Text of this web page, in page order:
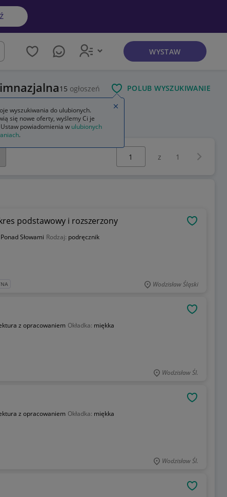
WYSTAW
15 ogłoszeń POLUB WYSZUKIWANIE
1 część 2
Wybierz stronę:
z 1
podstawowy i rozszerzony
Ponad Słowami Rodzaj: podręcznik
Wodzisław Śląski
z opracowaniem Okładka: miękka
Wodzisław Śl.
z opracowaniem Okładka: miękka
Wodzisław Śl.
wyszukiwania do ulubionych.
się nowe oferty, wyślemy Ci je
powiadomienia w ulubionych
.
Zamknij wskazówkę